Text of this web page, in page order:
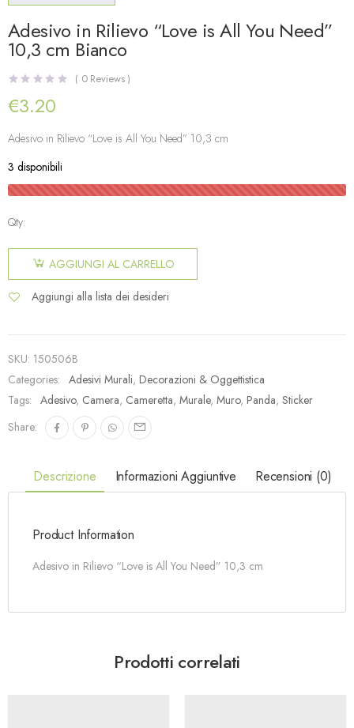
Adesivo in Rilievo “Love is All You Need”
10,3 cm Bianco
( 0Reviews )
€3.20
Adesivo in Rilievo “Love is All You Need” 10,3 cm
3 disponibili
Qty:
AGGIUNGI AL CARRELLO
Aggiungi alla lista dei desideri
SKU: 150506B
Categories: Adesivi Murali, Decorazioni & Oggettistica
Tags: Adesivo, Camera, Cameretta, Murale, Muro, Panda, Sticker
Share:
Descrizione Informazioni Aggiuntive Recensioni (0)
Product Information
Adesivo in Rilievo “Love is All You Need” 10,3 cm
Prodotti correlati